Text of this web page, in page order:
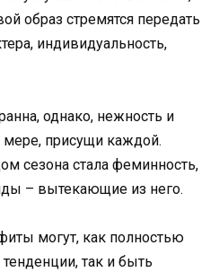
образ стремятся передать
индивидуальность,
однако, нежность и
мере, присущи каждой.
сезона стала феминность,
– вытекающие из него.
могут, как полностью
так и быть